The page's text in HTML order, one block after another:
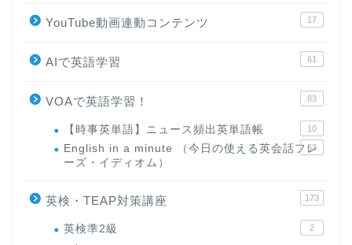
YouTube動画連動コンテンツ 17
AIで英語学習 61
VOAで英語学習！ 83
【時事英単語】ニュース頻出英単語帳 10
English in a minute （今日の使える英会話フレ
ーズ・イディオム）
63
英検・TEAP対策講座 173
英検準2級 2